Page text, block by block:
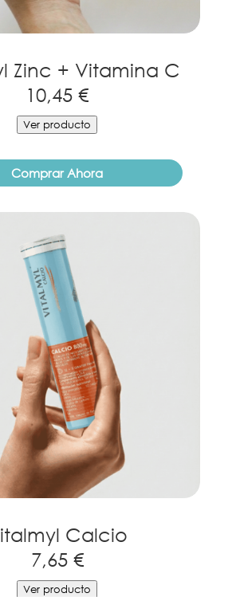
Zinc + Vitamina C
10,45 €
Ver producto
Comprar Ahora
Calcio
7,65 €
Ver producto